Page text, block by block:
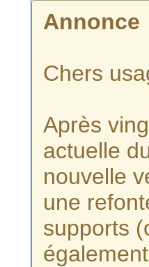
Annonce
Chers
Après
actuelle
nouvelle
une
supports